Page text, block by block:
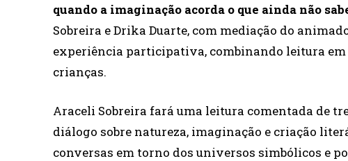
quando a imaginação acorda o que ainda não
Sobreira e Drika Duarte, com mediação do
experiência participativa, combinando leitura em
crianças.
Araceli Sobreira fará uma leitura comentada de
diálogo sobre natureza, imaginação e criação
conversas em torno dos universos simbólicos e